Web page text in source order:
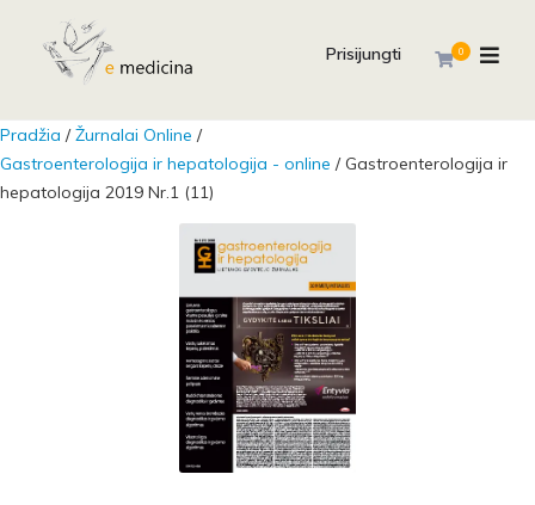
0
Prisijungti
Pradžia /Žurnalai Online /
Gastroenterologija ir hepatologija - online / Gastroenterologija ir
hepatologija 2019 Nr.1 (11)